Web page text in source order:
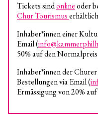
Tickets sindonlineoder
Chur Tourismus
Inhaber*innen einer
Email (
50% auf den Normalpreis.
Inhaber*innen der
Bestellungen via Email (
Ermässigung von 20%